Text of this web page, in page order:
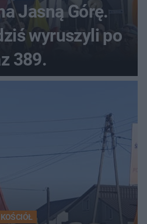
Jasną Górę.
wyruszyli po
389.
KOŚCIÓŁ